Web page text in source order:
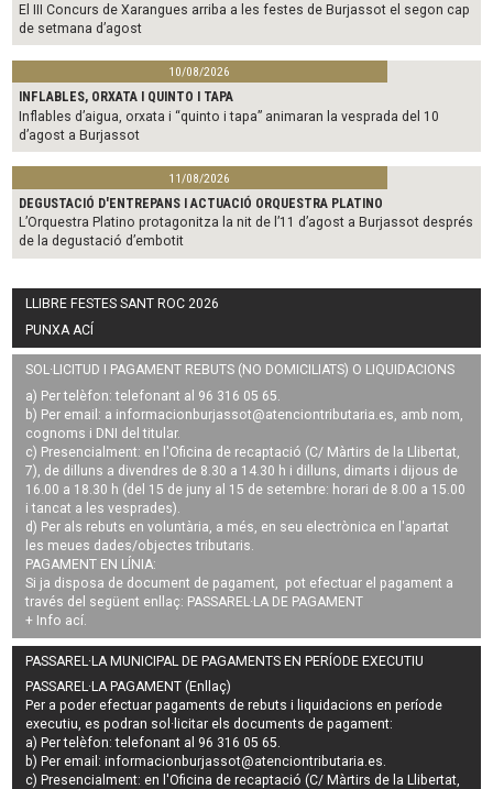
El III Concurs de Xarangues arriba a les festes de Burjassot el segon cap
de setmana d’agost
10/08/2026
INFLABLES, ORXATA I QUINTO I TAPA
Inflables d’aigua, orxata i “quinto i tapa” animaran la vesprada del 10
d’agost a Burjassot
11/08/2026
DEGUSTACIÓ D'ENTREPANS I ACTUACIÓ ORQUESTRA PLATINO
L’Orquestra Platino protagonitza la nit de l’11 d’agost a Burjassot després
de la degustació d’embotit
LLIBRE FESTES SANT ROC 2026
PUNXA ACÍ
SOL·LICITUD I PAGAMENT REBUTS (NO DOMICILIATS) O LIQUIDACIONS
a) Per telèfon: telefonant al 96 316 05 65.
b) Per email: a informacionburjassot@atenciontributaria.es, amb nom,
cognoms i DNI del titular.
c) Presencialment: en l'Oficina de recaptació (C/ Màrtirs de la Llibertat,
7), de dilluns a divendres de 8.30 a 14.30 h i dilluns, dimarts i dijous de
16.00 a 18.30 h (del 15 de juny al 15 de setembre: horari de 8.00 a 15.00
i tancat a les vesprades).
d) Per als rebuts en voluntària, a més, en seu electrònica en l'apartat
les meues dades/objectes tributaris.
PAGAMENT EN LÍNIA:
Si ja disposa de document de pagament, pot efectuar el pagament a
través del següent enllaç: PASSAREL·LA DE PAGAMENT
+ Info ací.
PASSAREL·LA MUNICIPAL DE PAGAMENTS EN PERÍODE EXECUTIU
PASSAREL·LA PAGAMENT (Enllaç)
Per a poder efectuar pagaments derebuts i liquidacions en període
executiu, es podran sol·licitar els documents de pagament:
a) Per telèfon: telefonant al 96 316 05 65.
b) Per email:informacionburjassot@atenciontributaria.es.
c) Presencialment: en l'Oficina de recaptació (C/ Màrtirs de la Llibertat,